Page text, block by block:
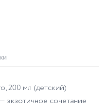
200 мл (детский)
экзотичное сочетание